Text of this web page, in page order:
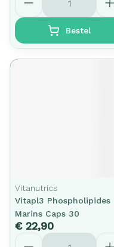
Bestel
Vitanutrics
Vitapl3 Phospholipides
Marins Caps 30
€ 22,90
Aantal